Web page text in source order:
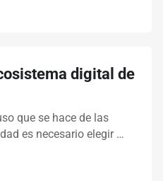
digital de
que se hace de las
es necesario elegir …